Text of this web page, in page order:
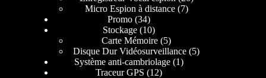
Micro Espion à distance 7
Promo 34
Stockage 10
Carte Mémoire 5
Disque Dur Vidéosurveillance 5
Système anti-cambriolage 1
Traceur GPS
12